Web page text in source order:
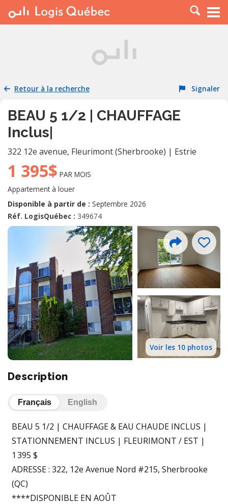
À LOUER
PLACER UNE ANNONCE
RESSOURCES
Retour à la recherche Signaler
BEAU 5 1/2 | CHAUFFAGE
Inclus|
322 12e avenue, Fleurimont (Sherbrooke) | Estrie
1 395$ PAR MOIS
Appartement à louer
Disponible à partir de : Septembre 2026
Réf. LogisQuébec : 349674
Voir les 10 photos
Description
Français English
BEAU 5 1/2 | CHAUFFAGE & EAU CHAUDE INCLUS |
STATIONNEMENT INCLUS | FLEURIMONT / EST |
1 395 $
ADRESSE : 322, 12e Avenue Nord #215, Sherbrooke
(QC)
****DISPONIBLE EN AOÛT